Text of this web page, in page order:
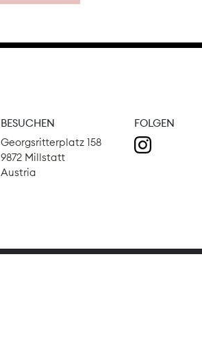
BESUCHEN
Georgsritterplatz 158
9872 Millstatt
Austria
FOLGEN